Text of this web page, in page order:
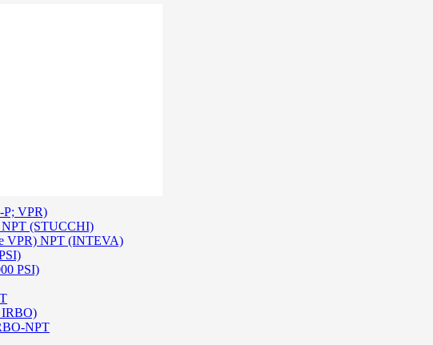
SS 316
P; VPR)
NPT (STUCCHI)
VPR) NPT (INTEVA)
PSI)
IRBO)
NPT